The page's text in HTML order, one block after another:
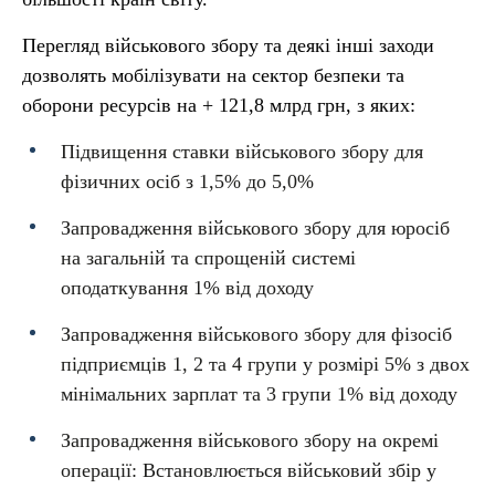
Перегляд військового збору та деякі інші заходи
дозволять мобілізувати на сектор безпеки та
оборони ресурсів на + 121,8 млрд грн, з яких:
Підвищення ставки військового збору для
фізичних осіб з 1,5% до 5,0%
Запровадження військового збору для юросіб
на загальній та спрощеній системі
оподаткування 1% від доходу
Запровадження військового збору для фізосіб
підприємців 1, 2 та 4 групи у розмірі 5% з двох
мінімальних зарплат та 3 групи 1% від доходу
Запровадження військового збору на окремі
операції: Встановлюється військовий збір у